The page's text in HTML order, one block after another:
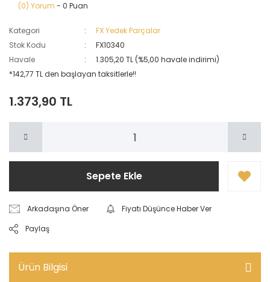
(0) Yorum - 0 Puan
Kategori
FX Yedek Parçalar
Stok Kodu
FX10340
Havale
1.305,20 TL (%5,00 havale indirimi)
*142,77 TL den başlayan taksitlerle!!
1.373,90 TL
Sepete Ekle
Arkadaşına Öner
Fiyatı Düşünce Haber Ver
Paylaş
Ürün Bilgisi